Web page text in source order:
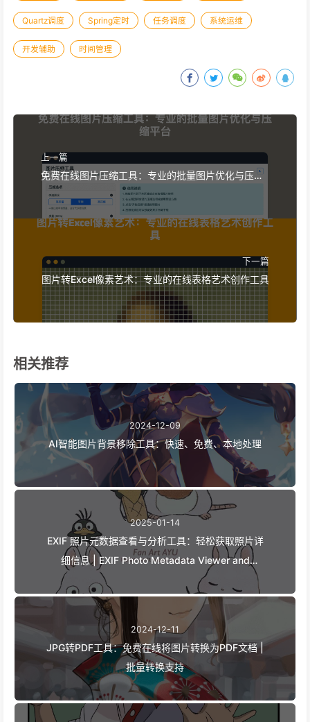
Quartz调度 Spring定时 任务调度 系统运维
开发辅助 时间管理
上一篇
免费在线图片压缩工具：专业的批量图片优化与压缩
平台
下一篇
图片转Excel像素艺术：专业的在线表格艺术创作工具
相关推荐
2024-12-09
AI智能图片背景移除工具：快速、免费、本地处理
2025-01-14
EXIF 照片元数据查看与分析工具：轻松获取照片详
细信息 | EXIF Photo Metadata Viewer and
Analyzer - Easy Access to Detailed Photo
Information
2024-12-11
JPG转PDF工具：免费在线将图片转换为PDF文档 |
批量转换支持